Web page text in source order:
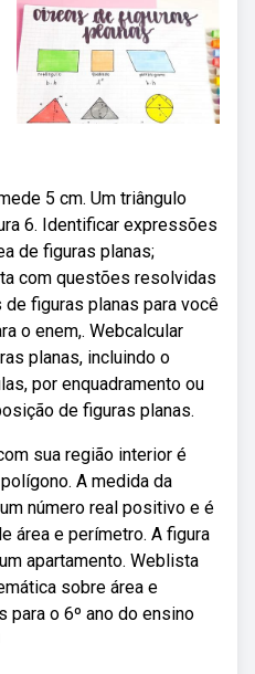
5 cm. Um triângulo
6. Identificar expressões
de figuras planas;
com questões resolvidas
figuras planas para você
o enem,. Webcalcular
planas, incluindo o
por enquadramento ou
de figuras planas.
sua região interior é
A medida da
número real positivo e é
área e perímetro. A figura
apartamento. Weblista
sobre área e
para o 6º ano do ensino